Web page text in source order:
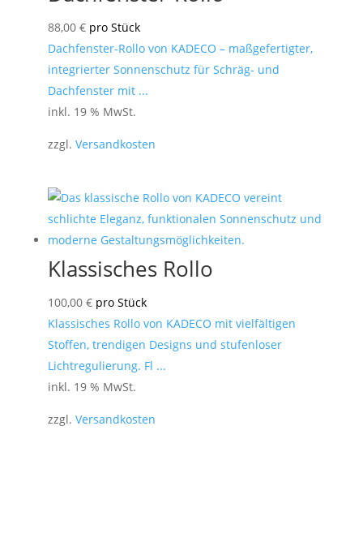
88,00 € pro Stück
Dachfenster-Rollo von KADECO – maßgefertigter,
integrierter Sonnenschutz für Schräg- und
Dachfenster mit ...
inkl. 19 % MwSt.
zzgl. Versandkosten
Klassisches Rollo
100,00 € pro Stück
Klassisches Rollo von KADECO mit vielfältigen
Stoffen, trendigen Designs und stufenloser
Lichtregulierung. Fl ...
inkl. 19 % MwSt.
zzgl. Versandkosten